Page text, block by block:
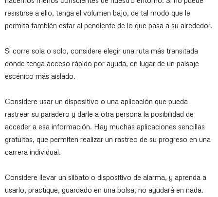
resistirse a ello, tenga el volumen bajo, de tal modo que le
permita también estar al pendiente de lo que pasa a su alrededor.
Si corre sola o solo, considere elegir una ruta más transitada
donde tenga acceso rápido por ayuda, en lugar de un paisaje
escénico más aislado.
Considere usar un dispositivo o una aplicación que pueda
rastrear su paradero y darle a otra persona la posibilidad de
acceder a esa información. Hay muchas aplicaciones sencillas
gratuitas, que permiten realizar un rastreo de su progreso en una
carrera individual.
Considere llevar un silbato o dispositivo de alarma, y aprenda a
usarlo, practique, guardado en una bolsa, no ayudará en nada.